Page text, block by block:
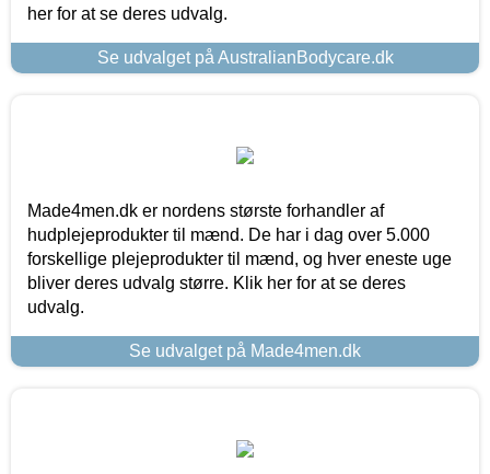
her for at se deres udvalg.
Se udvalget på AustralianBodycare.dk
Made4men.dk er nordens største forhandler af
hudplejeprodukter til mænd. De har i dag over 5.000
forskellige plejeprodukter til mænd, og hver eneste uge
bliver deres udvalg større. Klik her for at se deres
udvalg.
Se udvalget på Made4men.dk